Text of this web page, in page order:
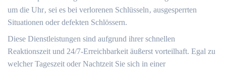
um die Uhr‚ sei es bei verlorenen Schlüsseln‚ ausgesperrten
Situationen oder defekten Schlössern.​
Diese Dienstleistungen sind aufgrund ihrer schnellen
Reaktionszeit und 24/7-Erreichbarkeit äußerst vorteilhaft.​ Egal zu
welcher Tageszeit oder Nachtzeit Sie sich in einer